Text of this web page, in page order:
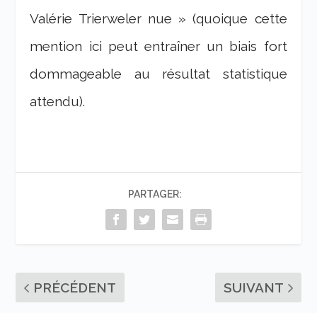
Valérie Trierweler nue » (quoique cette
mention ici peut entraîner un biais fort
dommageable au résultat statistique
attendu).
PARTAGER:
PRÉCÉDENT SUIVANT